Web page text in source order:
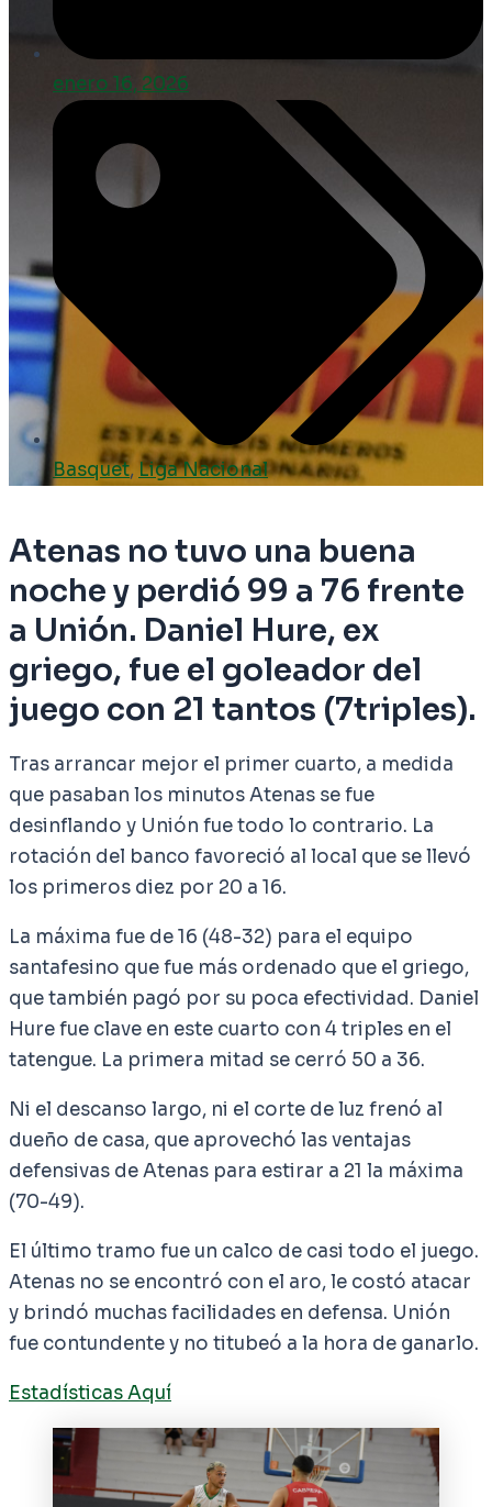
enero 16, 2026
Basquet, Liga Nacional
Atenas no tuvo una buena
noche y perdió 99 a 76 frente
a Unión. Daniel Hure, ex
griego, fue el goleador del
juego con 21 tantos (7triples).
Tras arrancar mejor el primer cuarto, a medida
que pasaban los minutos Atenas se fue
desinflando y Unión fue todo lo contrario. La
rotación del banco favoreció al local que se llevó
los primeros diez por 20 a 16.
La máxima fue de 16 (48-32) para el equipo
santafesino que fue más ordenado que el griego,
que también pagó por su poca efectividad. Daniel
Hure fue clave en este cuarto con 4 triples en el
tatengue. La primera mitad se cerró 50 a 36.
Ni el descanso largo, ni el corte de luz frenó al
dueño de casa, que aprovechó las ventajas
defensivas de Atenas para estirar a 21 la máxima
(70-49).
El último tramo fue un calco de casi todo el juego.
Atenas no se encontró con el aro, le costó atacar
y brindó muchas facilidades en defensa. Unión
fue contundente y no titubeó a la hora de ganarlo.
Estadísticas Aquí